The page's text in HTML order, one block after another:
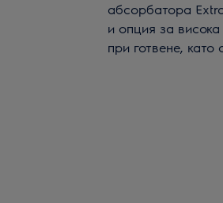
абсорбатора
и опция за
при готвене,